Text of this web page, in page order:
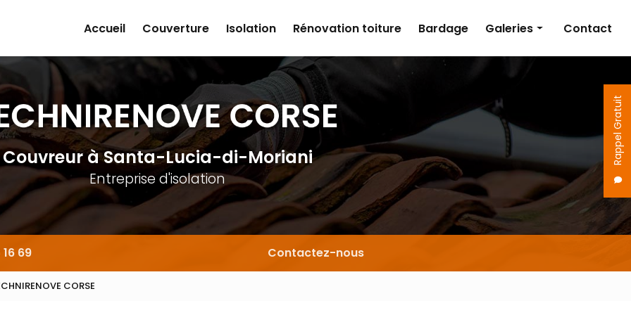
Rappel Gratuit
Accueil
Couverture Isolation Rénovation toiture Bardage Galeries
Rénovation toiture
Bardage
Contact
Couvreurà Santa-Lucia-di-Moriani
Entreprise d'isolation
69 Contactez-nous
CORSE